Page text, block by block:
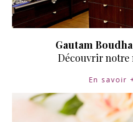
Gautam
Découvrir notre
En savoir